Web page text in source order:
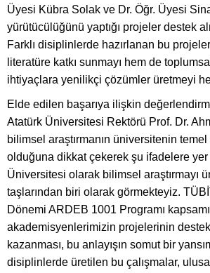
Üyesi Kübra Solak ve Dr. Öğr. Üyesi
yürütücülüğünü yaptığı projeler destek
Farklı disiplinlerde hazırlanan bu
literatüre katkı sunmayı hem de
ihtiyaçlara yenilikçi çözümler üretmeyi
Elde edilen başarıya ilişkin
Atatürk Üniversitesi Rektörü Prof. Dr.
bilimsel araştırmanın üniversitenin
olduğuna dikkat çekerek şu ifadelere
Üniversitesi olarak bilimsel araştırmayı
taşlarından biri olarak görmekteyiz.
Dönemi ARDEB 1001 Programı
akademisyenlerimizin projelerinin
kazanması, bu anlayışın somut bir
disiplinlerde üretilen bu çalışmalar,